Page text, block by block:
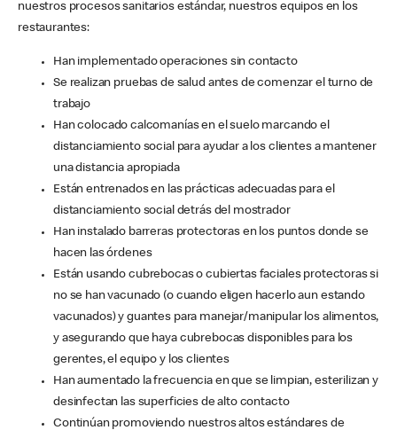
nuestros procesos sanitarios estándar, nuestros equipos en los
restaurantes:
Han implementado operaciones sin contacto
Se realizan pruebas de salud antes de comenzar el turno de
trabajo
Han colocado calcomanías en el suelo marcando el
distanciamiento social para ayudar a los clientes a mantener
una distancia apropiada
Están entrenados en las prácticas adecuadas para el
distanciamiento social detrás del mostrador
Han instalado barreras protectoras en los puntos donde se
hacen las órdenes
Están usando cubrebocas o cubiertas faciales protectoras si
no se han vacunado (o cuando eligen hacerlo aun estando
vacunados) y guantes para manejar/manipular los alimentos,
y asegurando que haya cubrebocas disponibles para los
gerentes, el equipo y los clientes
Han aumentado la frecuencia en que se limpian, esterilizan y
desinfectan las superficies de alto contacto
Continúan promoviendo nuestros altos estándares de